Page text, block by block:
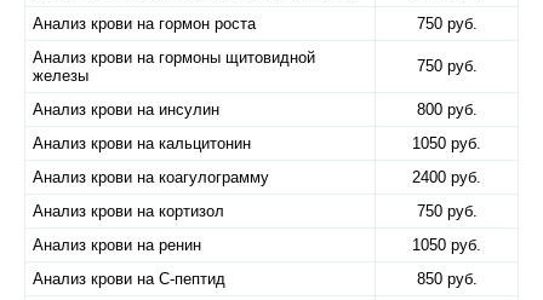
Анализ крови на гормон роста
750 руб.
Анализ крови на гормоны щитовидной
железы
750 руб.
Анализ крови на инсулин
800 руб.
Анализ крови на кальцитонин
1050 руб.
Анализ крови на коагулограмму
2400 руб.
Анализ крови на кортизол
750 руб.
Анализ крови на ренин
1050 руб.
Анализ крови на С-пептид
850 руб.